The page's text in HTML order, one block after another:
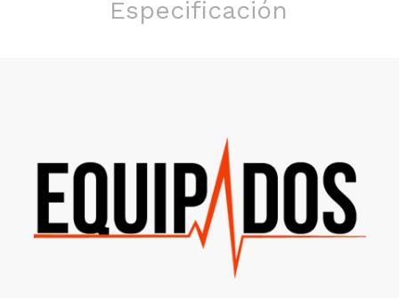
Especificación